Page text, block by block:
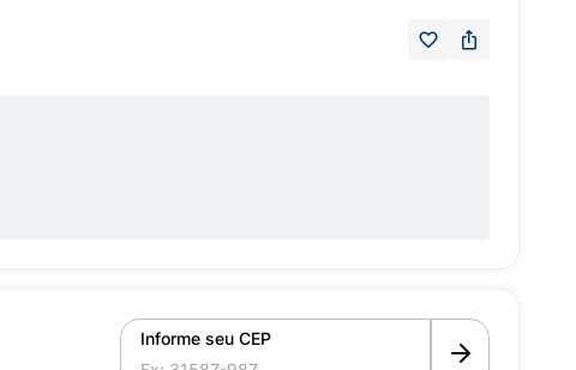
Informe seu CEP